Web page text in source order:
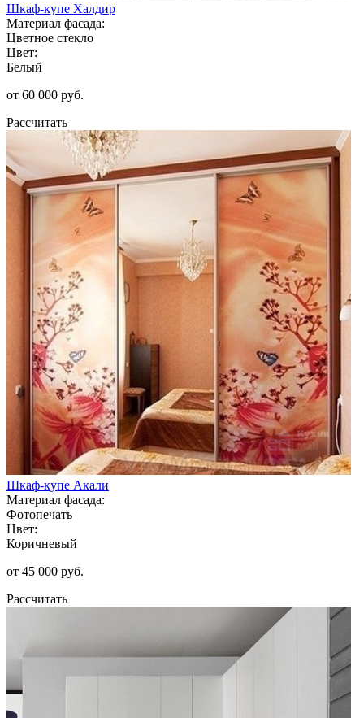
Шкаф-купе Халдир
Материал фасада:
Цветное стекло
Цвет:
Белый
от 60 000 руб.
Рассчитать
Шкаф-купе Акали
Материал фасада:
Фотопечать
Цвет:
Коричневый
от 45 000 руб.
Рассчитать